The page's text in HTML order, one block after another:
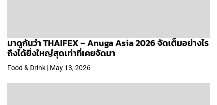
มาดูกันว่า THAIFEX – Anuga Asia 2026 จัดเต็มอย่างไร
ถึงได้ยิ่งใหญ่สุดเท่าที่เคยจัดมา
Food & Drink | May 13, 2026